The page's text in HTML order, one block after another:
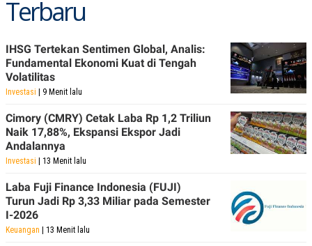
P
A
E
R
D
V
R
T
I
S
I
K
G
M
E
I
.
I
D
Terbaru
IHSG Tertekan Sentimen Global, Analis:
Fundamental Ekonomi Kuat di Tengah
Volatilitas
Investasi | 9 Menit lalu
Cimory (CMRY) Cetak Laba Rp 1,2 Triliun
Naik 17,88%, Ekspansi Ekspor Jadi
Andalannya
Investasi | 13 Menit lalu
Laba Fuji Finance Indonesia (FUJI)
Turun Jadi Rp 3,33 Miliar pada Semester
I-2026
Keuangan | 13 Menit lalu